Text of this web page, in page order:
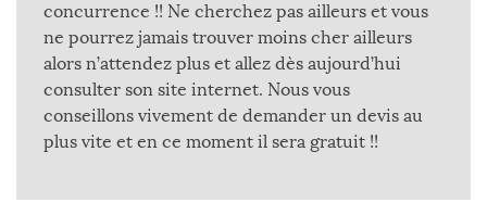
concurrence !! Ne cherchez pas ailleurs et vous
ne pourrez jamais trouver moins cher ailleurs
alors n’attendez plus et allez dès aujourd’hui
consulter son site internet. Nous vous
conseillons vivement de demander un devis au
plus vite et en ce moment il sera gratuit !!